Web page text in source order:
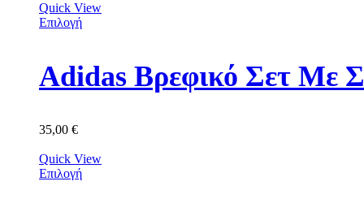
Quick View
Επιλογή
Adidas Βρεφικό Σετ Με
35,00 €
Quick View
Επιλογή